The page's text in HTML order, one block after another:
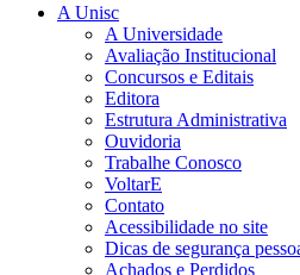
A Unisc
A Universidade
Avaliação Institucional
Concursos e Editais
Editora
Estrutura Administrativa
Ouvidoria
Trabalhe Conosco
VoltarE
Contato
Acessibilidade no site
Dicas de segurança
Achados e Perdidos